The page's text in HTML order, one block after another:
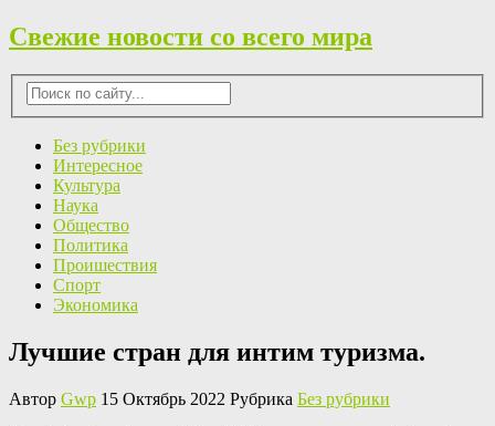
Свежие новости со всего мира
Без рубрики
Интересное
Культура
Наука
Общество
Политика
Проишествия
Спорт
Экономика
Лучшие стран для интим туризма.
Автор Gwp 15 Октябрь 2022 Рубрика Без рубрики